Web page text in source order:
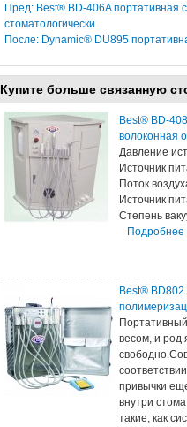
Пред: Best® BD-406A портативная
стоматологически
После: Dynamic® DU895
Купите больше связанную
Best® BD-
волоконная
Давление
Источник
Поток
Источник
Степень
Подробнее
Best® BD802
весом, и род
привычки
внутри
такие, как